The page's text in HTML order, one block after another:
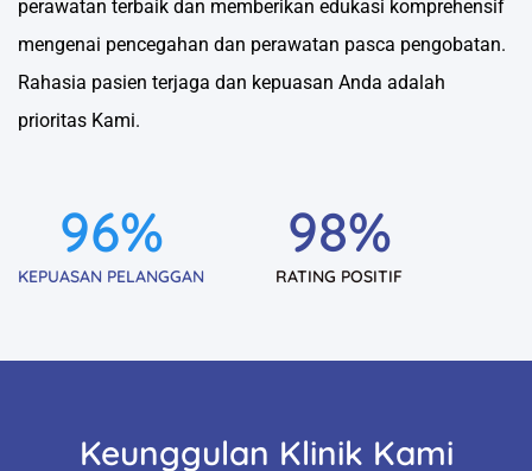
perawatan terbaik dan memberikan edukasi komprehensif
mengenai pencegahan dan perawatan pasca pengobatan.
Rahasia pasien terjaga dan kepuasan Anda adalah
prioritas Kami.
KEPUASAN PELANGGAN
96%
RATING POSITIF
98%
Keunggulan Klinik Kami